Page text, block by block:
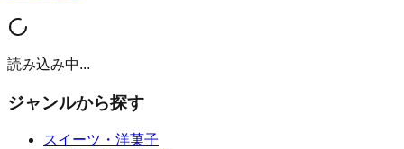
読み込み中...
ジャンルから探す
スイーツ・洋菓子